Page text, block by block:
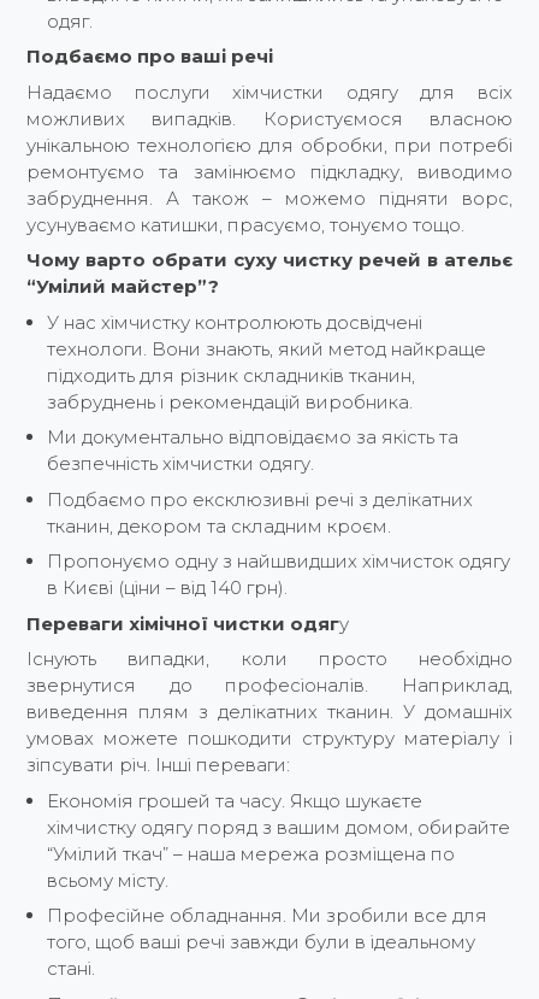
одяг.
Подбаємо про ваші речі
Надаємо послуги хімчистки одягу для всіх
можливих випадків. Користуємося власною
унікальною технологією для обробки, при потребі
ремонтуємо та замінюємо підкладку, виводимо
забруднення. А також – можемо підняти ворс,
усунуваємо катишки, прасуємо, тонуємо тощо.
Чому варто обрати суху чистку речей в ательє
“Умілий майстер”?
У нас хімчистку контролюють досвідчені
технологи. Вони знають, який метод найкраще
підходить для різник складників тканин,
забруднень і рекомендацій виробника.
Ми документально відповідаємо за якість та
безпечність хімчистки одягу.
Подбаємо про ексклюзивні речі з делікатних
тканин, декором та складним кроєм.
Пропонуємо одну з найшвидших хімчисток одягу
в Києві (ціни – від 140 грн).
Переваги хімічної чистки одягу
Існують випадки, коли просто необхідно
звернутися до професіоналів. Наприклад,
виведення плям з делікатних тканин. У домашніх
умовах можете пошкодити структуру матеріалу і
зіпсувати річ. Інші переваги:
Економія грошей та часу. Якщо шукаєте
хімчистку одягу поряд з вашим домом, обирайте
“Умілий ткач” – наша мережа розміщена по
всьому місту.
Професійне обладнання. Ми зробили все для
того, щоб ваші речі завжди були в ідеальному
стані.